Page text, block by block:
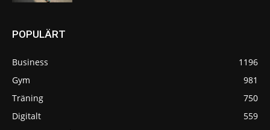
POPULÄRT
Business
1196
Gym
981
Träning
750
Digitalt
559